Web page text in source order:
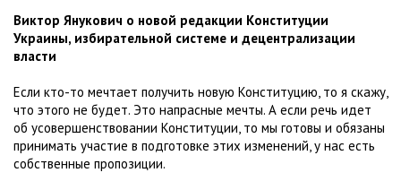
Виктор Янукович о новой редакции Конституции
Украины, избирательной системе и децентрализации
власти
Если кто-то мечтает получить новую Конституцию, то я скажу,
что этого не будет. Это напрасные мечты. А если речь идет
об усовершенствовании Конституции, то мы готовы и обязаны
принимать участие в подготовке этих изменений, у нас есть
собственные пропозиции.